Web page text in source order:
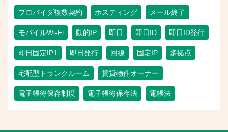
プロバイダ複数契約 ホスティング メール終了
モバイルWi-Fi 動的IP 即日 即日ID 即日ID発行
即日固定IP1 即日発行 回線 固定IP 多拠点
宅配型トランクルーム 賃貸物件オーナー
電子帳簿保存制度 電子帳簿保存法 電帳法